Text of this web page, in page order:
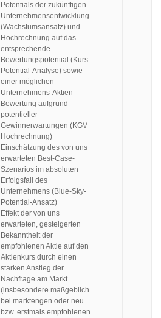
Potentials der zukünftigen
Unternehmensentwicklung
(Wachstumsansatz) und
Hochrechnung auf das
entsprechende
Bewertungspotential (Kurs-
Potential-Analyse) sowie
einer möglichen
Unternehmens-Aktien-
Bewertung aufgrund
potentieller
Gewinnerwartungen (KGV
Hochrechnung)
Einschätzung des von uns
erwarteten Best-Case-
Szenarios im absoluten
Erfolgsfall des
Unternehmens (Blue-Sky-
Potential-Ansatz)
Effekt der von uns
erwarteten, gesteigerten
Bekanntheit der
empfohlenen Aktie auf den
Aktienkurs durch einen
starken Anstieg der
Nachfrage am Markt
(insbesondere maßgeblich
bei marktengen oder neu
bzw. erstmals empfohlenen